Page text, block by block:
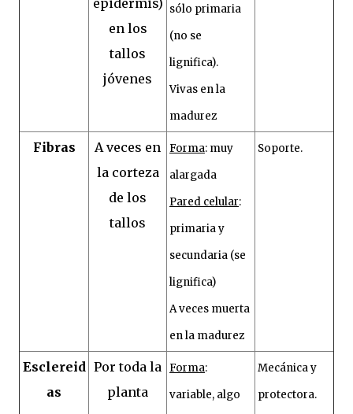
epidermis)
en los
tallos
jóvenes
sólo primaria
(no se
lignifica).
Vivas en la
madurez
Fibras
A veces en
la corteza
de los
tallos
Forma: muy
alargada
Pared celular:
primaria y
secundaria (se
lignifica)
A veces muerta
en la madurez
Soporte.
Esclereid
as
Por toda la
planta
Forma:
variable, algo
Mecánica y
protectora.